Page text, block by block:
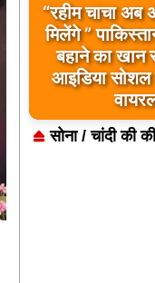
“रहीम चाचा अब
मिलेंगे ”
बहाने का खान
आइडिया सोशल
सोना / चांदी की